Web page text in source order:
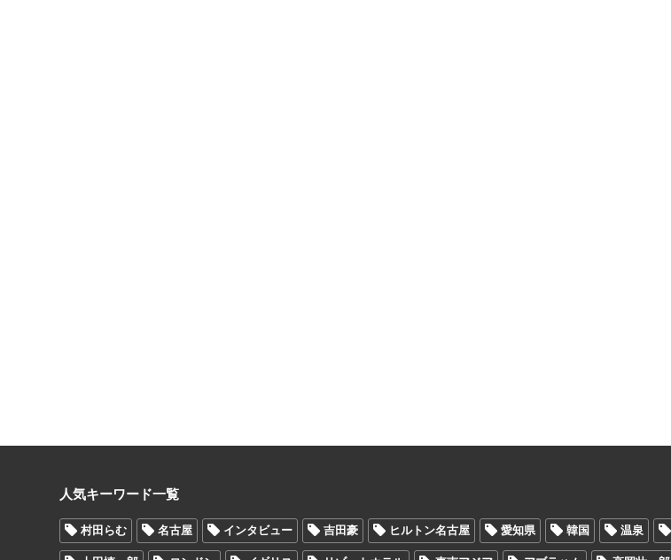
人気キーワード一覧
村田らむ 名古屋 インタビュー 吉田豪 ヒルトン名古屋 愛知県 韓国 温泉